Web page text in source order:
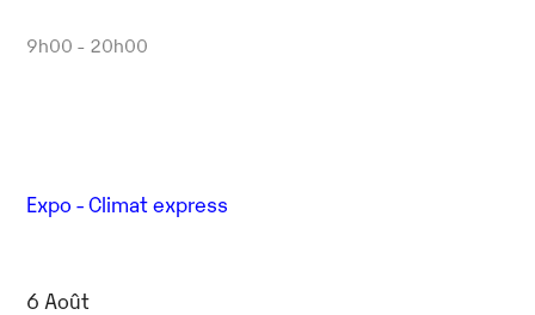
9h00 - 20h00
Expo - Climat express
6 Août